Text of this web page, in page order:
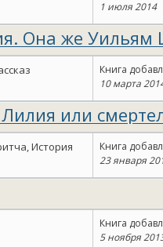
1 июля 2014
Она же Уильям
Книга
10 марта
Лилия или
История
Книга
23 января
Книга
5 ноября